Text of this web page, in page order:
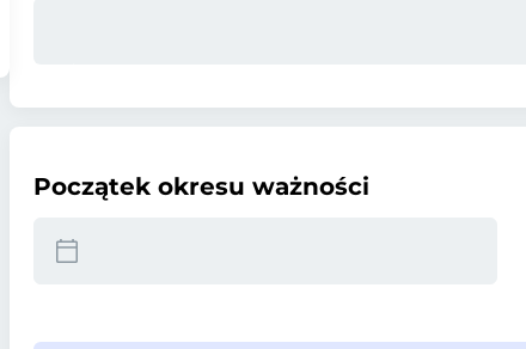
Początek okresu ważności